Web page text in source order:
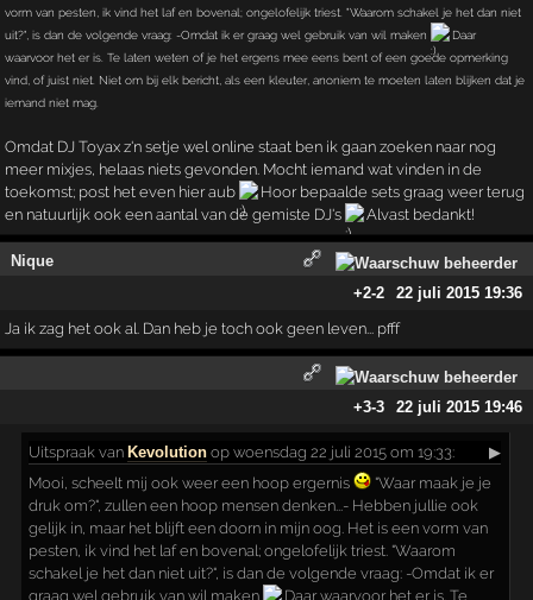
vorm van pesten, ik vind het laf en bovenal; ongelofelijk triest. "Waarom schakel je het dan niet
uit?", is dan de volgende vraag: -Omdat ik er graag wel gebruik van wil maken
Daar
waarvoor het er is. Te laten weten of je het ergens mee eens bent of een goede opmerking
vind, of juist niet. Niet om bij elk bericht, als een kleuter, anoniem te moeten laten blijken dat je
iemand niet mag.
Omdat DJ Toyax z'n setje wel online staat ben ik gaan zoeken naar nog
meer mixjes, helaas niets gevonden. Mocht iemand wat vinden in de
toekomst; post het even hier aub
Hoor bepaalde sets graag weer terug
en natuurlijk ook een aantal van de gemiste DJ's
Alvast bedankt!
Nique
+2-2 22 juli 2015 19:36
Ja ik zag het ook al. Dan heb je toch ook geen leven... pfff
+3-3 22 juli 2015 19:46
Uitspraak vanKevolution op woensdag 22 juli 2015 om 19:33:
▶
Mooi, scheelt mij ook weer een hoop ergernis
"Waar maak je je
druk om?", zullen een hoop mensen denken...- Hebben jullie ook
gelijk in, maar het blijft een doorn in mijn oog. Het is een vorm van
pesten, ik vind het laf en bovenal; ongelofelijk triest. "Waarom
schakel je het dan niet uit?", is dan de volgende vraag: -Omdat ik er
graag wel gebruik van wil maken
Daar waarvoor het er is. Te